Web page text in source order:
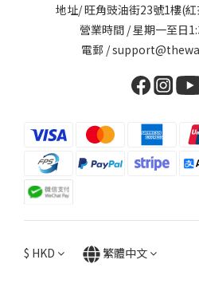
地址/ 旺角豉油街23號1樓(
營業時間 / 星期一至日
電郵 /
$ HKD 繁體中文